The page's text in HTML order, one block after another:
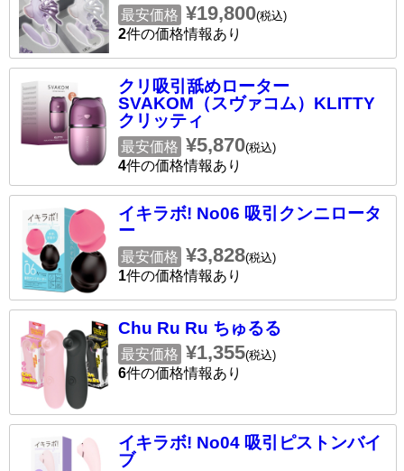
最安価格 ¥19,800(税込)
2件の価格情報あり
クリ吸引舐めローター
SVAKOM（スヴァコム）KLITTY
クリッティ
最安価格 ¥5,870(税込)
4件の価格情報あり
イキラボ! No06 吸引クンニロータ
ー
最安価格 ¥3,828(税込)
1件の価格情報あり
Chu Ru Ru ちゅるる
最安価格 ¥1,355(税込)
6件の価格情報あり
イキラボ! No04 吸引ピストンバイ
ブ